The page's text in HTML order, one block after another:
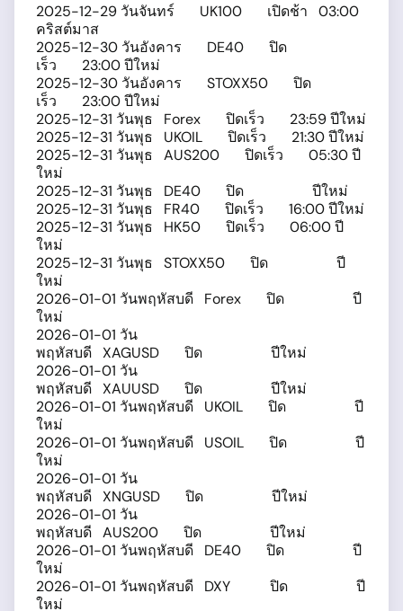
2025-12-29 วันจันทร์ UK100 เปิดช้า 03:00
คริสต์มาส
2025-12-30 วันอังคาร DE40 ปิด
เร็ว 23:00 ปีใหม่
2025-12-30 วันอังคาร STOXX50 ปิด
เร็ว 23:00 ปีใหม่
2025-12-31 วันพุธ Forex ปิดเร็ว 23:59 ปีใหม่
2025-12-31 วันพุธ UKOIL ปิดเร็ว 21:30 ปีใหม่
2025-12-31 วันพุธ AUS200 ปิดเร็ว 05:30 ปี
ใหม่
2025-12-31 วันพุธ DE40 ปิด ปีใหม่
2025-12-31 วันพุธ FR40 ปิดเร็ว 16:00 ปีใหม่
2025-12-31 วันพุธ HK50 ปิดเร็ว 06:00 ปี
ใหม่
2025-12-31 วันพุธ STOXX50 ปิด ปี
ใหม่
2026-01-01 วันพฤหัสบดี Forex ปิด ปี
ใหม่
2026-01-01 วัน
พฤหัสบดี XAGUSD ปิด ปีใหม่
2026-01-01 วัน
พฤหัสบดี XAUUSD ปิด ปีใหม่
2026-01-01 วันพฤหัสบดี UKOIL ปิด ปี
ใหม่
2026-01-01 วันพฤหัสบดี USOIL ปิด ปี
ใหม่
2026-01-01 วัน
พฤหัสบดี XNGUSD ปิด ปีใหม่
2026-01-01 วัน
พฤหัสบดี AUS200 ปิด ปีใหม่
2026-01-01 วันพฤหัสบดี DE40 ปิด ปี
ใหม่
2026-01-01 วันพฤหัสบดี DXY ปิด ปี
ใหม่